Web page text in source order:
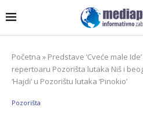
Početna » Predstave ‘Cveće male
repertoaru Pozorišta lutaka Niš i
‘Hajdi’ u Pozorištu lutaka ‘Pinokio’
Pozorišta